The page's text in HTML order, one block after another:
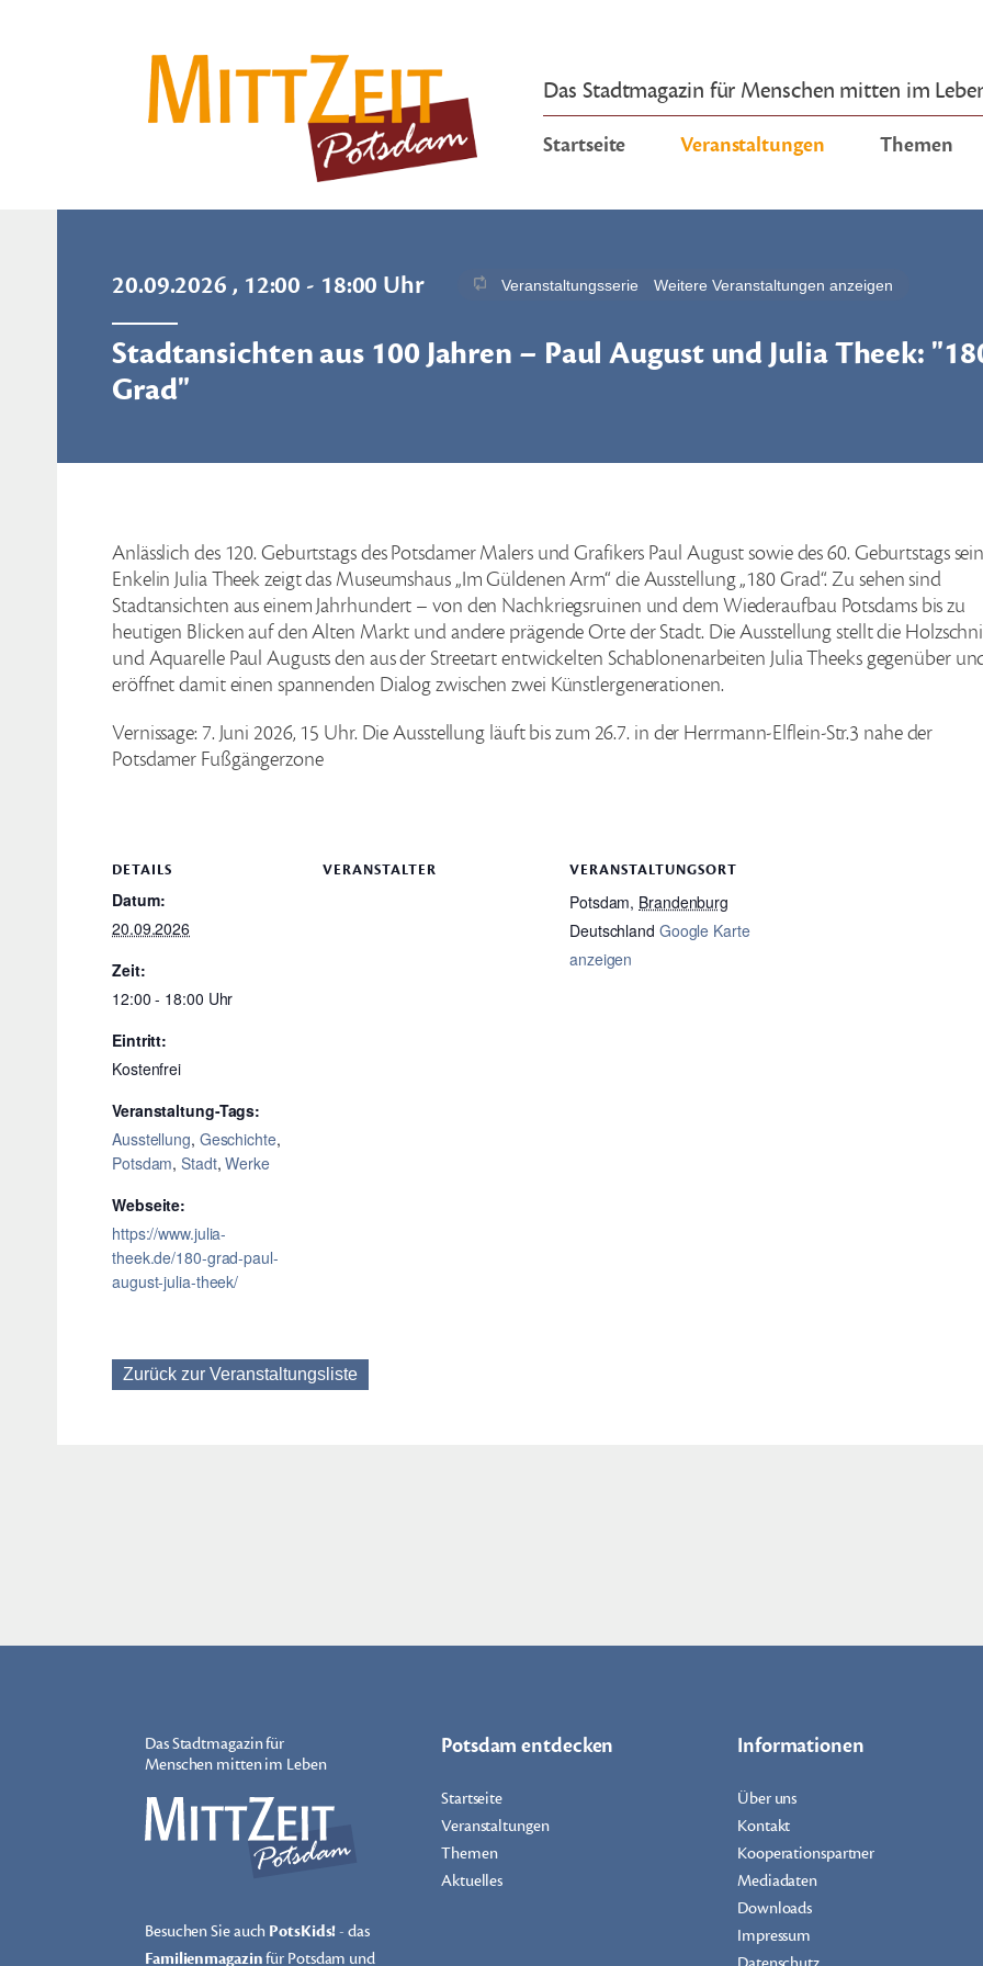
Das Stadtmagazin für Menschen mitten im
Startseite Veranstaltungen Themen
20.09.2026 , 12:00 - 18:00 Uhr Veranstaltungsserie Weitere Veranstaltungen anzeigen
Stadtansichten aus 100 Jahren – Paul August und Julia Theek:
Grad"
Anlässlich des 120. Geburtstags des Potsdamer Malers und Grafikers Paul August sowie des 60. Geburtstags
Enkelin Julia Theek zeigt das Museumshaus „Im Güldenen Arm“ die Ausstellung „180 Grad“. Zu sehen sind
Stadtansichten aus einem Jahrhundert – von den Nachkriegsruinen und dem Wiederaufbau Potsdams bis zu
heutigen Blicken auf den Alten Markt und andere prägende Orte der Stadt. Die Ausstellung stellt die
und Aquarelle Paul Augusts den aus der Streetart entwickelten Schablonenarbeiten Julia Theeks gegenüber
eröffnet damit einen spannenden Dialog zwischen zwei Künstlergenerationen.
Vernissage: 7. Juni 2026, 15 Uhr. Die Ausstellung läuft bis zum 26.7. in der Herrmann-Elflein-Str.3 nahe der
Potsdamer Fußgängerzone
DETAILS
Datum:
20.09.2026
Zeit:
12:00 - 18:00
Eintritt:
Kostenfrei
Veranstaltung-Tags:
Ausstellung, Geschichte,
Potsdam,Stadt,Werke
Webseite:
https://www.julia-
theek.de/180-grad-paul-
august-julia-theek/
VERANSTALTER VERANSTALTUNGSORT
Potsdam, Brandenburg
Deutschland Google Karte
anzeigen
Zurück zur Veranstaltungsliste
Das Stadtmagazin für
Menschen mitten im Leben
Besuchen Sie auch PotsKids!- das
Familienmagazinfür Potsdam und
Potsdam entdecken
Startseite
Veranstaltungen
Themen
Aktuelles
Informationen
Über uns
Kontakt
Kooperationspartner
Mediadaten
Downloads
Impressum